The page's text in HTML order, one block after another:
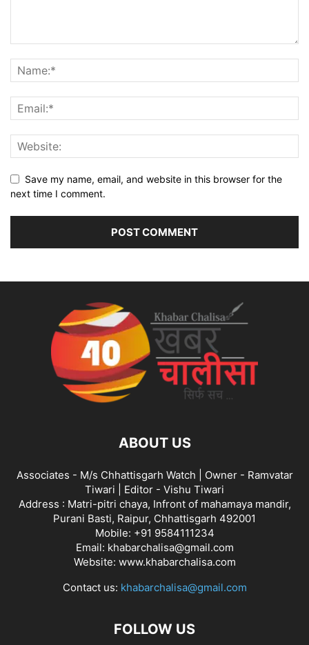
Save my name, email, and website in this browser for the
next time I comment.
ABOUT US
Associates - M/s Chhattisgarh Watch | Owner - Ramvatar
Tiwari | Editor - Vishu Tiwari
Address : Matri-pitri chaya, Infront of mahamaya mandir,
Purani Basti, Raipur, Chhattisgarh 492001
Mobile: +91 9584111234
Email: khabarchalisa@gmail.com
Website: www.khabarchalisa.com
Contact us: khabarchalisa@gmail.com
FOLLOW US